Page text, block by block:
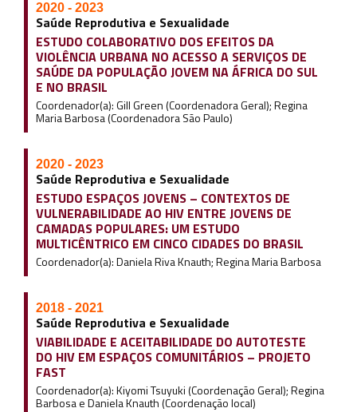
2020 - 2023
Saúde Reprodutiva e Sexualidade
ESTUDO COLABORATIVO DOS EFEITOS DA
VIOLÊNCIA URBANA NO ACESSO A SERVIÇOS DE
SAÚDE DA POPULAÇÃO JOVEM NA ÁFRICA DO SUL
E NO BRASIL
Coordenador(a): Gill Green (Coordenadora Geral); Regina
Maria Barbosa (Coordenadora São Paulo)
2020 - 2023
Saúde Reprodutiva e Sexualidade
ESTUDO ESPAÇOS JOVENS – CONTEXTOS DE
VULNERABILIDADE AO HIV ENTRE JOVENS DE
CAMADAS POPULARES: UM ESTUDO
MULTICÊNTRICO EM CINCO CIDADES DO BRASIL
Coordenador(a): Daniela Riva Knauth; Regina Maria Barbosa
2018 - 2021
Saúde Reprodutiva e Sexualidade
VIABILIDADE E ACEITABILIDADE DO AUTOTESTE
DO HIV EM ESPAÇOS COMUNITÁRIOS – PROJETO
FAST
Coordenador(a): Kiyomi Tsuyuki (Coordenação Geral); Regina
Barbosa e Daniela Knauth (Coordenação local)